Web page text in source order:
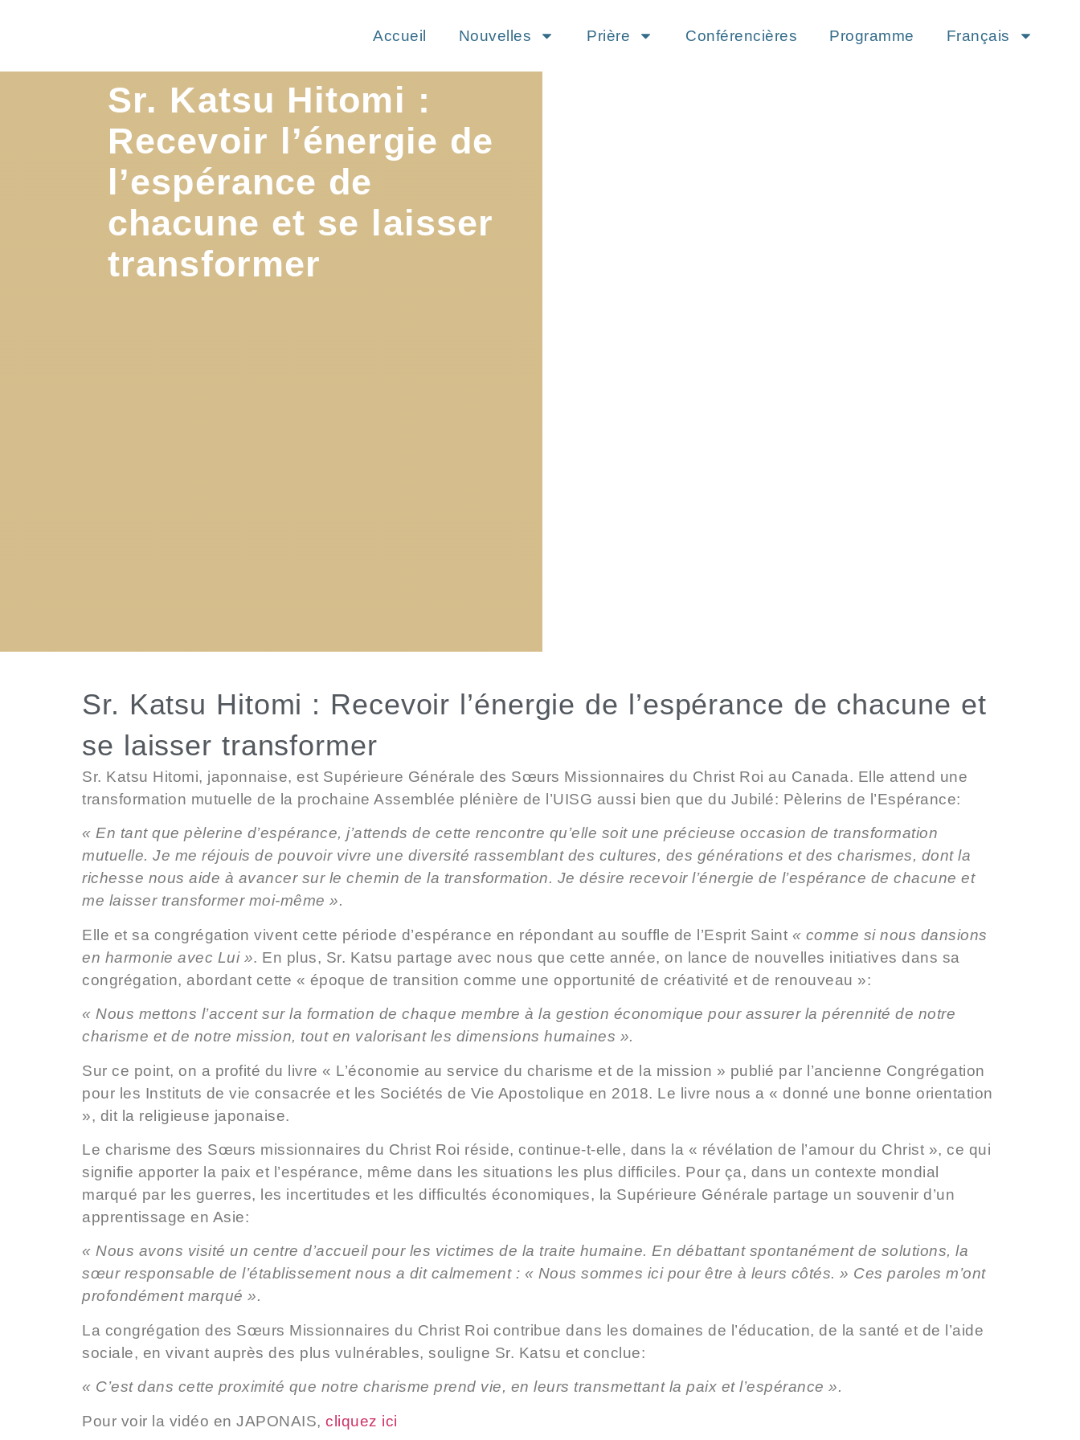
Accueil Nouvelles Prière Conférencières Programme Français
Sr. Katsu Hitomi :
Recevoir l’énergie de
l’espérance de
chacune et se laisser
transformer
Sr. Katsu Hitomi : Recevoir l’énergie de l’espérance de chacune et
se laisser transformer
Sr. Katsu Hitomi, japonnaise, est Supérieure Générale des Sœurs Missionnaires du Christ Roi au Canada. Elle attend une
transformation mutuelle de la prochaine Assemblée plénière de l’UISG aussi bien que du Jubilé: Pèlerins de l’Espérance:
« En tant que pèlerine d’espérance, j’attends de cette rencontre qu’elle soit une précieuse occasion de transformation
mutuelle. Je me réjouis de pouvoir vivre une diversité rassemblant des cultures, des générations et des charismes, dont la
richesse nous aide à avancer sur le chemin de la transformation. Je désire recevoir l’énergie de l’espérance de chacune et
me laisser transformer moi-même ».
Elle et sa congrégation vivent cette période d’espérance en répondant au souffle de l’Esprit Saint « comme si nous dansions
en harmonie avec Lui ». En plus, Sr. Katsu partage avec nous que cette année, on lance de nouvelles initiatives dans sa
congrégation, abordant cette « époque de transition comme une opportunité de créativité et de renouveau »:
« Nous mettons l’accent sur la formation de chaque membre à la gestion économique pour assurer la pérennité de notre
charisme et de notre mission, tout en valorisant les dimensions humaines ».
Sur ce point, on a profité du livre « L’économie au service du charisme et de la mission » publié par l’ancienne Congrégation
pour les Instituts de vie consacrée et les Sociétés de Vie Apostolique en 2018. Le livre nous a « donné une bonne orientation
», dit la religieuse japonaise.
Le charisme des Sœurs missionnaires du Christ Roi réside, continue-t-elle, dans la « révélation de l’amour du Christ », ce qui
signifie apporter la paix et l’espérance, même dans les situations les plus difficiles. Pour ça, dans un contexte mondial
marqué par les guerres, les incertitudes et les difficultés économiques, la Supérieure Générale partage un souvenir d’un
apprentissage en Asie:
« Nous avons visité un centre d’accueil pour les victimes de la traite humaine. En débattant spontanément de solutions, la
sœur responsable de l’établissement nous a dit calmement : « Nous sommes ici pour être à leurs côtés. » Ces paroles m’ont
profondément marqué ».
La congrégation des Sœurs Missionnaires du Christ Roi contribue dans les domaines de l’éducation, de la santé et de l’aide
sociale, en vivant auprès des plus vulnérables, souligne Sr. Katsu et conclue:
« C’est dans cette proximité que notre charisme prend vie, en leurs transmettant la paix et l’espérance ».
Pour voir la vidéo en JAPONAIS, cliquez ici